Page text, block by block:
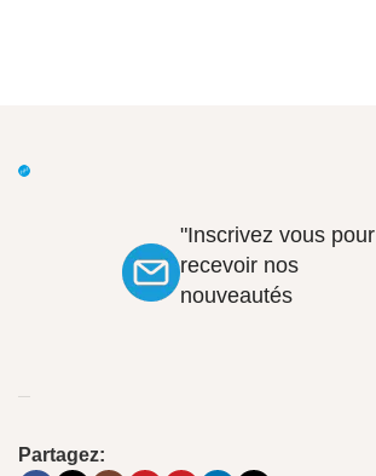
"Inscrivez vous pour
recevoir nos
nouveautés
Partagez: